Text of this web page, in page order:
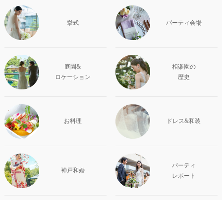
挙式 パーティ会場
庭園&
ロケーション
相楽園の
歴史
お料理 ドレス&和装
神戸和婚
パーティ
レポート